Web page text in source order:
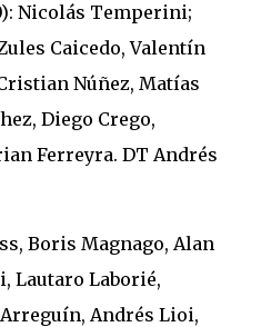
Nicolás Temperini;
Caicedo, Valentín
Núñez, Matías
Diego Crego,
Ferreyra. DT Andrés
Boris Magnago, Alan
Lautaro Laborié,
Andrés Lioi,